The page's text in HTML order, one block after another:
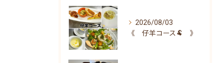
2026/08/03
《 仔羊コース🐏 》